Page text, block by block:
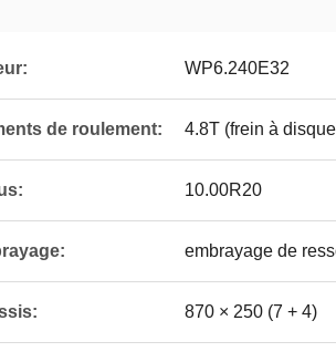
WP6.240E32
de roulement: 4.8T (frein à
10.00R20
embrayage de
870 × 250 (7 + 4)